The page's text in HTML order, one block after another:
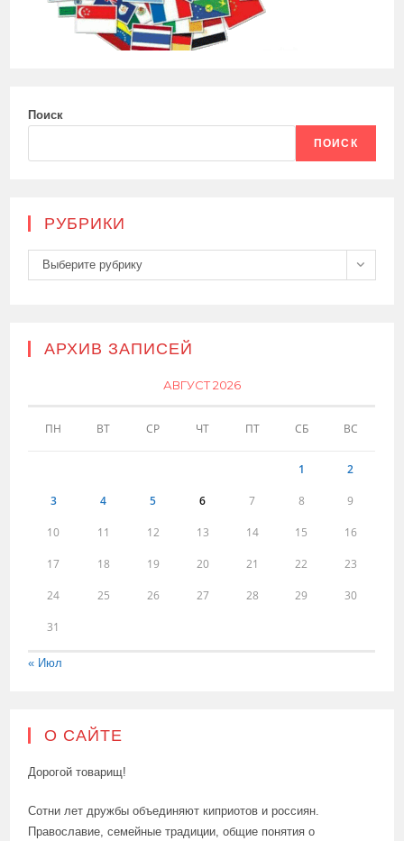
Поиск
ПОИСК
РУБРИКИ
Рубрики
Выберите рубрику
АРХИВ ЗАПИСЕЙ
АВГУСТ 2026
ПН ВТ СР ЧТ ПТ СБ ВС
1 2
3 4 5 6 7 8 9
10 11 12 13 14 15 16
17 18 19 20 21 22 23
24 25 26 27 28 29 30
31
« Июл
О САЙТЕ
Дорогой товарищ!
Сотни лет дружбы объединяют киприотов и россиян.
Православие, семейные традиции, общие понятия о